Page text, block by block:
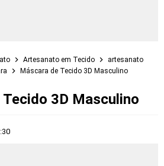
Artesanato em Tecido
artesanato
Máscara de Tecido 3D Masculino
3D Masculino